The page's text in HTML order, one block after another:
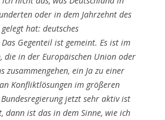
oder in dem Jahrzehnt des
hat: deutsches
Gegenteil ist gemeint. Es ist im
die in der Europäischen Union oder
zusammengehen, ein Ja zu einer
Konfliktlösungen im größeren
jetzt sehr aktiv ist
dann ist das in dem Sinne, wie ich